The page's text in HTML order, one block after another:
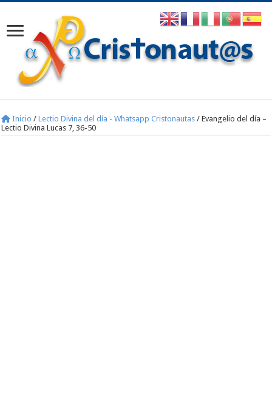
Inicio / Lectio Divina del día - Whatsapp Cristonautas / Evangelio del día –
Lectio Divina Lucas 7, 36-50